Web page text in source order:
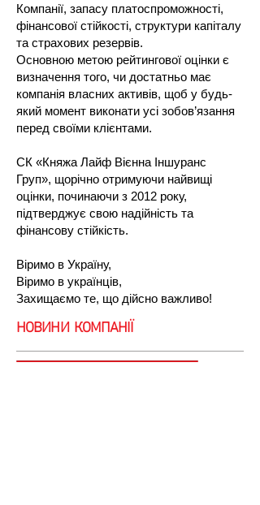
Компанії, запасу платоспроможності,
фінансової стійкості, структури капіталу
та страхових резервів.
Основною метою рейтингової оцінки є
визначення того, чи достатньо має
компанія власних активів, щоб у будь-
який момент виконати усі зобов’язання
перед своїми клієнтами.
СК «Княжа Лайф Вієнна Іншуранс
Груп», щорічно отримуючи найвищі
оцінки, починаючи з 2012 року,
підтверджує свою надійність та
фінансову стійкість.
Віримо в Україну,
Віримо в українців,
Захищаємо те, що дійсно важливо!
НОВИНИ КОМПАНІЇ